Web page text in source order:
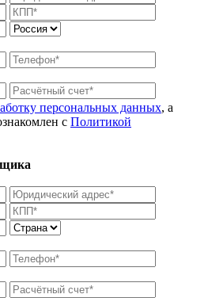
персональных данных, а
с Политикой